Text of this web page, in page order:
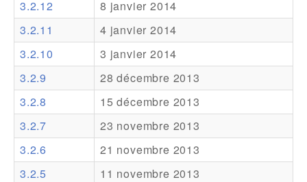
Addons
Theme Packs
Translation Packs
Support
Forum
Support Pro
3.2.12
8 janvier 2014
3.2.11
4 janvier 2014
3.2.10
3 janvier 2014
3.2.9
28 décembre 2013
3.2.8
15 décembre 2013
3.2.7
23 novembre 2013
3.2.6
21 novembre 2013
3.2.5
11 novembre 2013